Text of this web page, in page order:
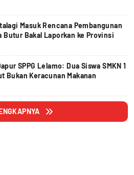
Masuk Rencana Pembangunan
Butur Bakal Laporkan ke Provinsi
SPPG Lelamo: Dua Siswa SMKN 1
Bukan Keracunan Makanan